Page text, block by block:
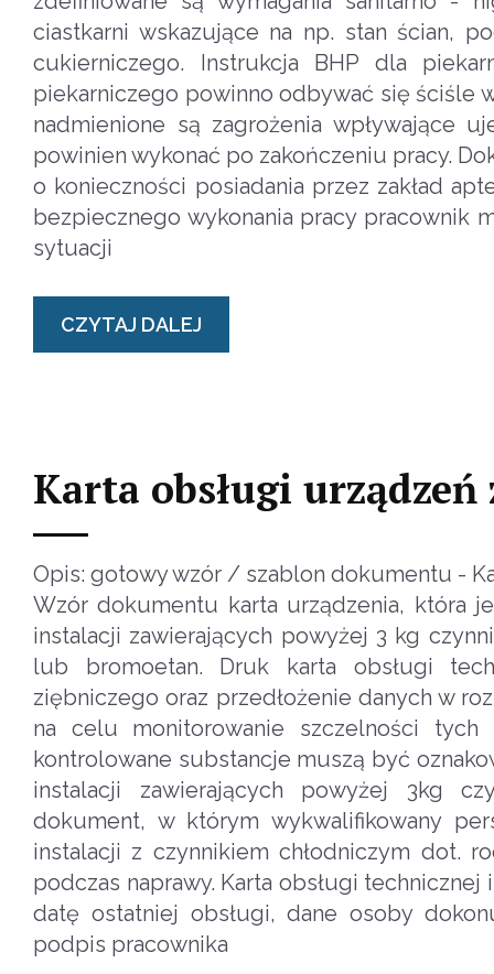
ciastkarni wskazujące na np. stan ścian,
cukierniczego. Instrukcja BHP dla
piekarniczego powinno odbywać się ściśle
nadmienione są zagrożenia wpływające
powinien wykonać po zakończeniu pracy.
o konieczności posiadania przez zakład
bezpiecznego wykonania pracy pracownik
sytuacji
CZYTAJ DALEJ
Karta obsługi
Opis: gotowy wzór / szablon dokumentu -
Wzór dokumentu karta urządzenia, która
instalacji zawierających powyżej 3 kg
lub bromoetan. Druk karta obsługi
ziębniczego oraz przedłożenie danych w
na celu monitorowanie szczelności tych
kontrolowane substancje muszą być
instalacji zawierających powyżej 3kg
dokument, w którym wykwalifikowany
instalacji z czynnikiem chłodniczym dot.
podczas naprawy. Karta obsługi
datę ostatniej obsługi, dane osoby
podpis pracownika